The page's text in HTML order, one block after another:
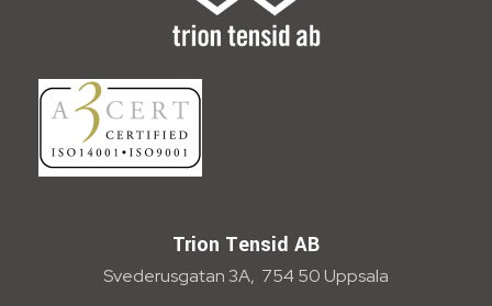
Trion Tensid AB
Svederusgatan 3A, 754 50 Uppsala